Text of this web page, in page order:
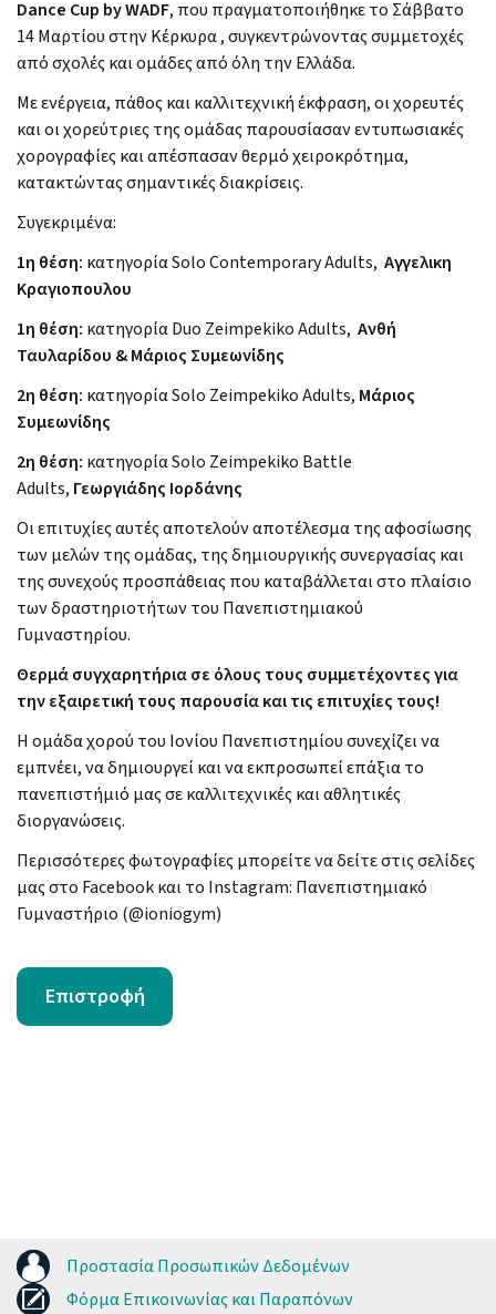
Dance Cup by WADF, που πραγματοποιήθηκε το Σάββατο
14 Μαρτίου στην Κέρκυρα , συγκεντρώνοντας συμμετοχές
από σχολές και ομάδες από όλη την Ελλάδα.
Με ενέργεια, πάθος και καλλιτεχνική έκφραση, οι χορευτές
και οι χορεύτριες της ομάδας παρουσίασαν εντυπωσιακές
χορογραφίες και απέσπασαν θερμό χειροκρότημα,
κατακτώντας σημαντικές διακρίσεις.
Συγεκριμένα:
1η θέση: κατηγορία Solo Contemporary Adults, Αγγελικη
Κραγιοπουλου
1η θέση: κατηγορίαDuo ZeimpekikoAdults, Ανθή
Ταυλαρίδου & Μάριος Συμεωνίδης
2η θέση: κατηγορία Solo ZeimpekikoAdults, Μάριος
Συμεωνίδης
2η θέση: κατηγορία Solo Zeimpekiko Battle
Adults, Γεωργιάδης Ιορδάνης
Οι επιτυχίες αυτές αποτελούν αποτέλεσμα της αφοσίωσης
των μελών της ομάδας, της δημιουργικής συνεργασίας και
της συνεχούς προσπάθειας που καταβάλλεται στο πλαίσιο
των δραστηριοτήτων του Πανεπιστημιακού
Γυμναστηρίου.
Θερμά συγχαρητήρια σε όλους τους συμμετέχοντες για
την εξαιρετική τους παρουσία και τις επιτυχίες τους!
Η ομάδα χορού του Ιονίου Πανεπιστημίου συνεχίζει να
εμπνέει, να δημιουργεί και να εκπροσωπεί επάξια το
πανεπιστήμιό μας σε καλλιτεχνικές και αθλητικές
διοργανώσεις.
Περισσότερες φωτογραφίες μπορείτε να δείτε στις σελίδες
μας στο Facebook και το Instagram: Πανεπιστημιακό
Γυμναστήριο (@ioniogym)
Επιστροφή
Προστασία Προσωπικών Δεδομένων
Φόρμα Επικοινωνίας και Παραπόνων